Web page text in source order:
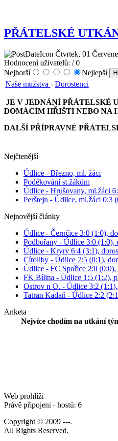
PŘÁTELSKÉ
Čtvrtek, 01
Hodnocení uživatelů: / 0
Nejhorší
Nejlepší
Naše mužstva - Dorostenci
JE V JEDNÁNÍ PŘÁTELSKÉ
DOMÁCÍM HŘIŠTI NEBO NA
DALŠÍ PŘÍPRAVNÉ
Nejčtenější
Údlice - Březno, ml. žáci
Poděkování st.žákům
Údlice - Hrušovany, ml.žáci
Perštejn - Údlice, ml.žáci 0:3
Nejnovější články
Údlice - Černčice 3:0 (1:0),
Podbořany - Údlice 3:0 (1:0),
Údlice - Kryry 6:4 (3:1),
Cítoliby - Údlice 2:5 (0:1),
Údlice - FC Spořice 2:0 (0:0),
FK Bílina - Údlice 1:5 (1:2),
Ostrov n O. - Údlice 3:2
Tatran Kadaň - Údlice 2:2
Anketa
Nejvíce chodím na utkání
Web prohlíží
Právě připojeni - hostů: 6
Copyright © 2009 ---.
All Rights Reserved.